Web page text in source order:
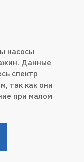
насосы
Данные
спектр
так как они
при малом